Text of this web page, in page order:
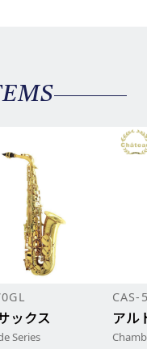
ックス
Series
CAS-
アル